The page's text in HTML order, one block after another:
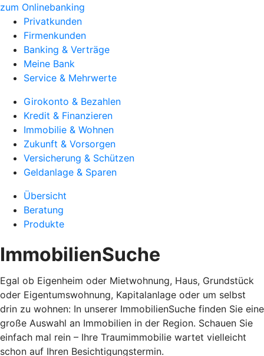
zum Onlinebanking
Privatkunden
Firmenkunden
Banking & Verträge
Meine Bank
Service & Mehrwerte
Girokonto & Bezahlen
Kredit & Finanzieren
Immobilie & Wohnen
Zukunft & Vorsorgen
Versicherung & Schützen
Geldanlage & Sparen
Übersicht
Beratung
Produkte
ImmobilienSuche
Egal ob Eigenheim oder Mietwohnung, Haus, Grundstück
oder Eigentumswohnung, Kapitalanlage oder um selbst
drin zu wohnen: In unserer ImmobilienSuche finden Sie eine
große Auswahl an Immobilien in der Region. Schauen Sie
einfach mal rein – Ihre Traumimmobilie wartet vielleicht
schon auf Ihren Besichtigungstermin.